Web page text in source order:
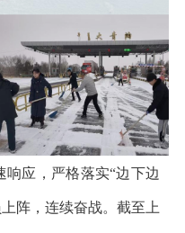
响应，严格落实“边下边
阵，连续奋战。截至上